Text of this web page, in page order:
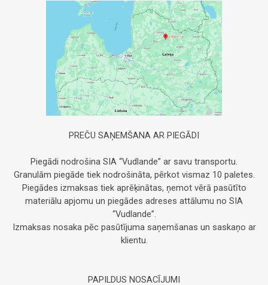
PREČU SAŅEMŠANA AR PIEGĀDI
Piegādi nodrošina SIA “Vudlande” ar savu transportu.
Granulām piegāde tiek nodrošināta, pērkot vismaz 10 paletes.
Piegādes izmaksas tiek aprēķinātas, ņemot vērā pasūtīto
materiālu apjomu un piegādes adreses attālumu no SIA
“Vudlande”.
Izmaksas nosaka pēc pasūtījuma saņemšanas un saskaņo ar
klientu.
PAPILDUS NOSACĪJUMI